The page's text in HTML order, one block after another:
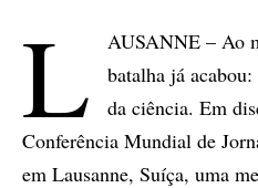
L
AUSANNE – Ao
batalha já
da ciência. Em
Conferência Mundial de
em Lausanne, Suíça, uma